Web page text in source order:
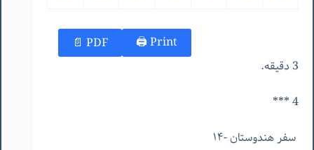
Print 🖨
PDF 📄
3 دقیقه.
4 ***
سفر هندوستان -١۴